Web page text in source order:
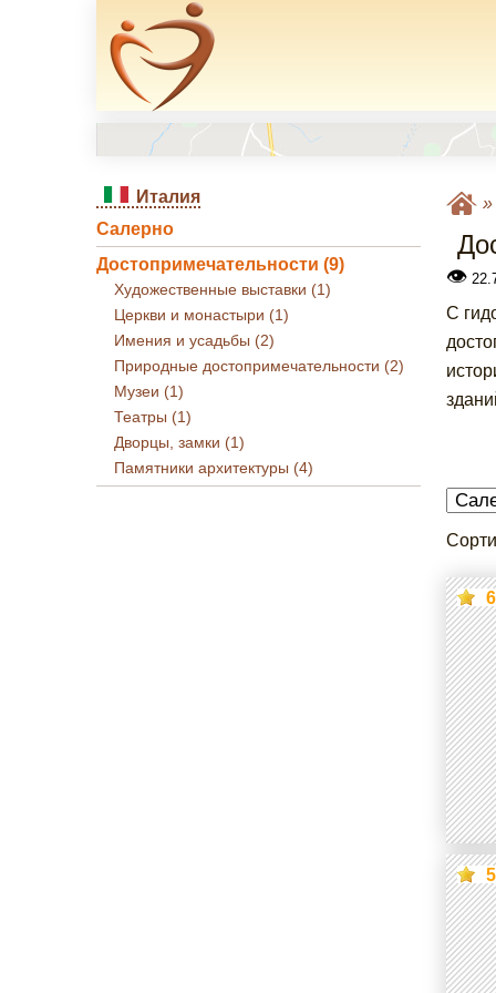
Италия
Салерно
Достопримечательности (9)
Художественные выставки (1)
Церкви и монастыри (1)
Имения и усадьбы (2)
Природные достопримечательности (2)
Музеи (1)
Театры (1)
Дворцы, замки (1)
Памятники архитектуры (4)
»
👁
С
6